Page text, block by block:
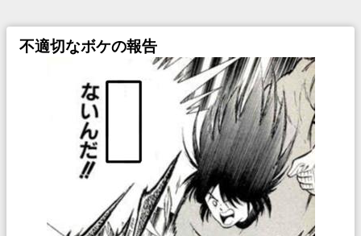
不適切なボケの報告